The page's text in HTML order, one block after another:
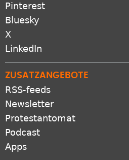
Pinterest
Bluesky
X
LinkedIn
ZUSATZANGEBOTE
RSS-feeds
Newsletter
Protestantomat
Podcast
Apps